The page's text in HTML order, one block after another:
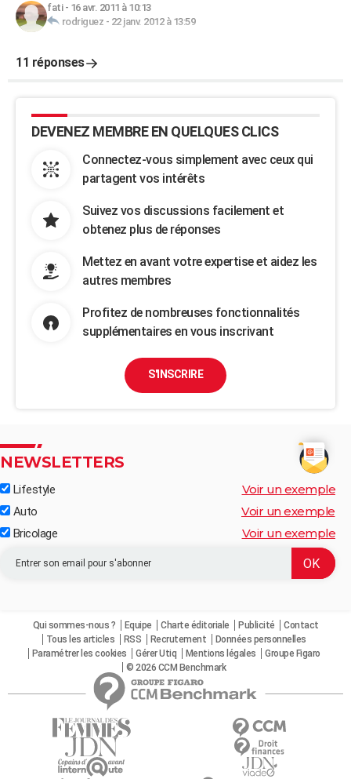
fati- 16 avr. 2011 à 10:13
rodriguez - 22 janv. 2012 à 13:59
11 réponses
DEVENEZ MEMBRE EN QUELQUES CLICS
Connectez-vous simplement avec ceux qui
partagent vos intérêts
Suivez vos discussions facilement et
obtenez plus de réponses
Mettez en avant votre expertise et aidez les
autres membres
Profitez de nombreuses fonctionnalités
supplémentaires en vous inscrivant
S'INSCRIRE
NEWSLETTERS
Lifestyle Voir un exemple
Auto Voir un exemple
Bricolage Voir un exemple
Qui sommes-nous ? Equipe Charte éditoriale Publicité
Contact
Tous les articles
RSS Recrutement
Données personnelles
Paramétrer les cookies
Gérer Utiq Mentions légales
Groupe Figaro
© 2026 CCM Benchmark